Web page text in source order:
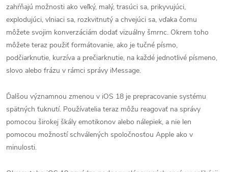
zahŕňajú možnosti ako veľký, malý, trasúci sa, prikyvujúci,
explodujúci, vlniaci sa, rozkvitnutý a chvejúci sa, vďaka čomu
môžete svojim konverzáciám dodať vizuálny šmrnc. Okrem toho
môžete teraz použiť formátovanie, ako je tučné písmo,
podčiarknutie, kurzíva a prečiarknutie, na každé jednotlivé písmeno,
slovo alebo frázu v rámci správy iMessage.
Ďalšou významnou zmenou v iOS 18 je prepracovanie systému
spätných ťuknutí. Používatelia teraz môžu reagovať na správy
pomocou širokej škály emotikonov alebo nálepiek, a nie len
pomocou možností schválených spoločnosťou Apple ako v
minulosti.